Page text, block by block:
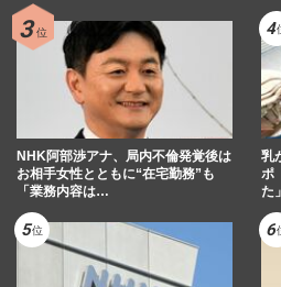
NHK阿部渉アナ、局内不倫発覚後は
お相手女性とともに“在宅勤務”も
「業務内容は…
乳
ポ
た